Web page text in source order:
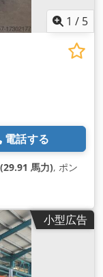
1 / 5
電話する
馬力), ポン
小型広告